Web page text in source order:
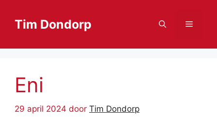
naarTim Dondorp Menu
Eni
29 april 2024 door Tim Dondorp